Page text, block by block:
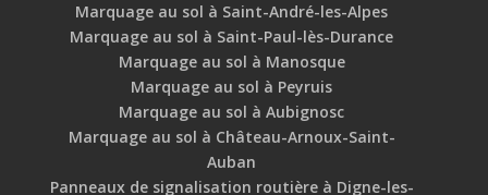
Marquage au sol à Saint-André-les-Alpes
Marquage au sol à Saint-Paul-lès-Durance
Marquage au sol à Manosque
Marquage au sol à Peyruis
Marquage au sol à Aubignosc
Marquage au sol à Château-Arnoux-Saint-
Auban
Panneaux de signalisation routière à Digne-les-